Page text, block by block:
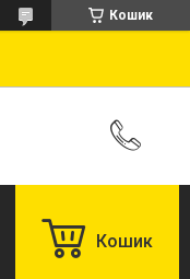
Кошик
Кошик